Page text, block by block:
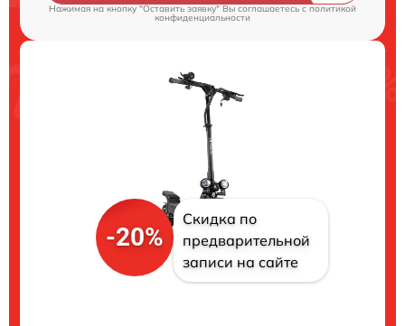
Нажимая на кнопку "Оставить заявку" Вы соглашаетесь c политикой
конфиденциальности
-20%
Скидка по
предварительной
записи на сайте